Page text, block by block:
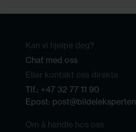
Kan vi hjelpe deg?
Chat med oss
Eller kontakt oss direkte
Tlf.: +47 32 77 11 90
Epost:
Om å handle hos oss